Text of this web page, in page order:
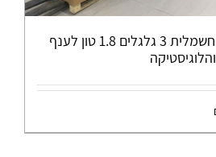
מלגזה חשמלית 3 גלגלים 1.8 טון לענף